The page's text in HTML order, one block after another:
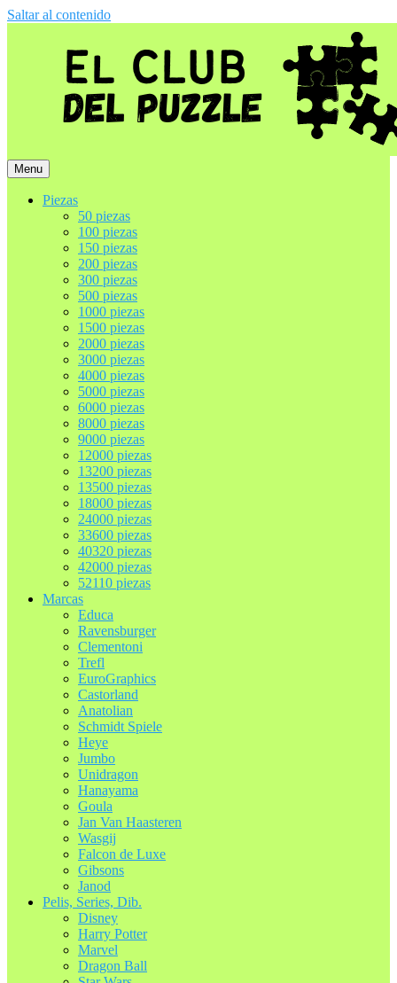
Saltar al contenido
Menu
Piezas
50 piezas
100 piezas
150 piezas
200 piezas
300 piezas
500 piezas
1000 piezas
1500 piezas
2000 piezas
3000 piezas
4000 piezas
5000 piezas
6000 piezas
8000 piezas
9000 piezas
12000 piezas
13200 piezas
13500 piezas
18000 piezas
24000 piezas
33600 piezas
40320 piezas
42000 piezas
52110 piezas
Marcas
Educa
Ravensburger
Clementoni
Trefl
EuroGraphics
Castorland
Anatolian
Schmidt Spiele
Heye
Jumbo
Unidragon
Hanayama
Goula
Jan Van Haasteren
Wasgij
Falcon de Luxe
Gibsons
Janod
Pelis, Series, Dib.
Disney
Harry Potter
Marvel
Dragon Ball